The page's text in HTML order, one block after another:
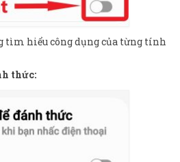
tìm hiểu công dụng của từng tính
thức: